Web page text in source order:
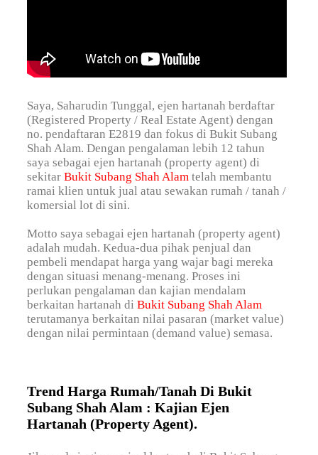
Saya, Saharudin Tunggal, ejen hartanah berdaftar
(Registered Property / Real Estate Agent) dengan
no. pendaftaran E2819 dan fokus di Bukit Subang
Shah Alam. Dengan pengalaman lebih 12 tahun
saya sebagai ejen hartanah (property agent) di
sekitarBukit Subang Shah Alam telah membantu
ramai klien untuk jual atau sewakan rumah / tanah /
komersial lot di sini.
Motto saya sebagai ejen hartanah (property agent)
adalah mudah. Kedua-dua pihak penjual dan
pembeli mendapat harga yang wajar bagi mereka
dengan situasi menang-menang. Proses ini
perlukan pengalaman dan kajian mendalam
berkaitan hartanah diBukit Subang Shah Alam
terutamanya berkaitan nilai pasaran (market value)
dengan nilai permintaan (demand value) semasa.
Trend Harga Rumah/Tanah Di Bukit
Subang Shah Alam : Kajian Ejen
Hartanah (Property Agent).